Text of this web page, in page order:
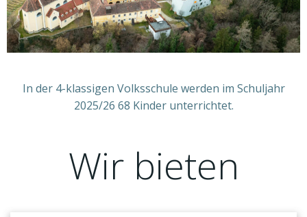
In der 4-klassigen Volksschule werden im Schuljahr
2025/26 68 Kinder unterrichtet.
Wir bieten